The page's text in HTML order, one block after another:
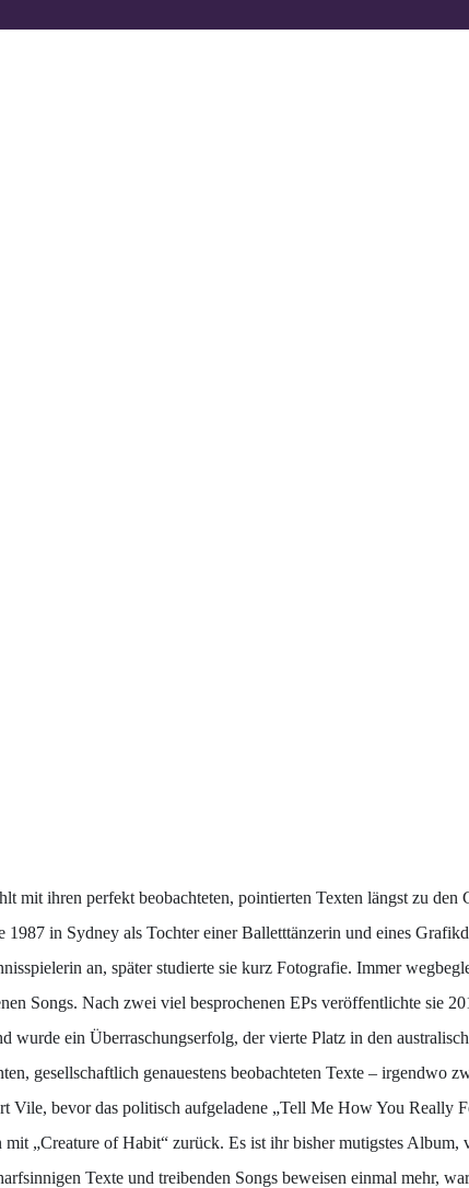
mit ihren perfekt beobachteten, pointierten Texten längst zu
in Sydney als Tochter einer Balletttänzerin und eines
an, später studierte sie kurz Fotografie. Immer
Songs. Nach zwei viel besprochenen EPs veröffentlichte sie
wurde ein Überraschungserfolg, der vierte Platz in den
gesellschaftlich genauestens beobachteten Texte – irgendwo
bevor das politisch aufgeladene „Tell Me How You Really
„Creature of Habit“ zurück. Es ist ihr bisher mutigstes
Texte und treibenden Songs beweisen einmal mehr,